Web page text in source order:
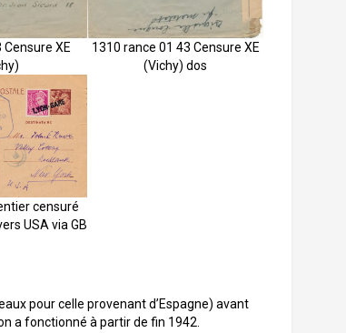
Censure XE
1310 rance 01 43 Censure XE
(Vichy) dos
censuré
USA via GB
pour celle provenant d’Espagne) avant
a fonctionné à partir de fin 1942.